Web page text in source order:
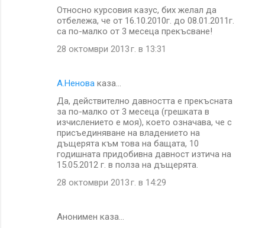
Относно курсовия казус, бих желал да
отбележа, че от 16.10.2010г. до 08.01.2011г.
са по-малко от 3 месеца прекъсване!
28 октомври 2013 г. в 13:31
А.Ненова каза…
Да, действително давността е прекъсната
за по-малко от 3 месеца (грешката в
изчислението е моя), което означава, че с
присъединяване на владението на
дъщерята към това на бащата, 10
годишната придобивна давност изтича на
15.05.2012 г. в полза на дъщерята.
28 октомври 2013 г. в 14:29
Анонимен каза…